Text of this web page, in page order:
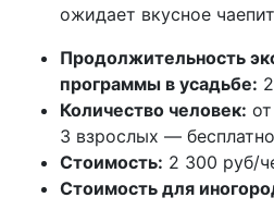
ожидает вкусное
Продолжительность
программы в усадьбе:
Количество человек:
3 взрослых —
Стоимость: 2 300 руб/
Стоимость для